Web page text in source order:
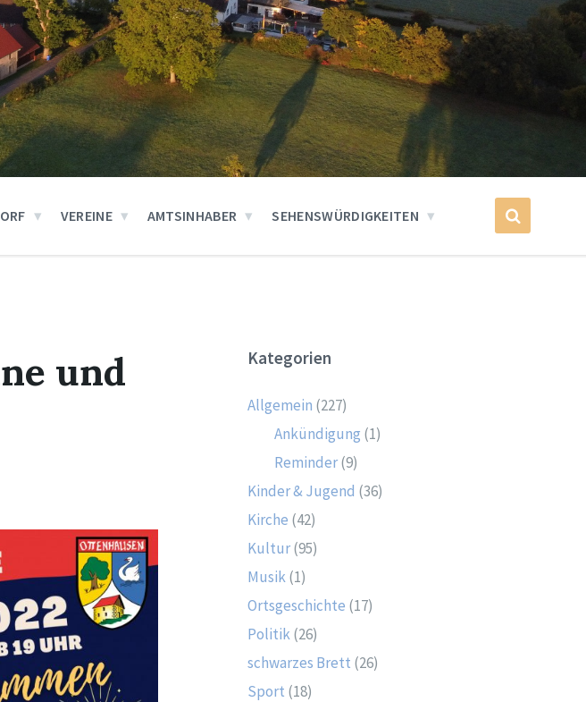
VEREINE AMTSINHABER SEHENSWÜRDIGKEITEN
und
Kategorien
Allgemein (227)
Ankündigung (1)
Reminder(9)
Kinder & Jugend (36)
Kirche (42)
Kultur(95)
Musik(1)
Ortsgeschichte (17)
Politik(26)
schwarzes Brett (26)
Sport (18)